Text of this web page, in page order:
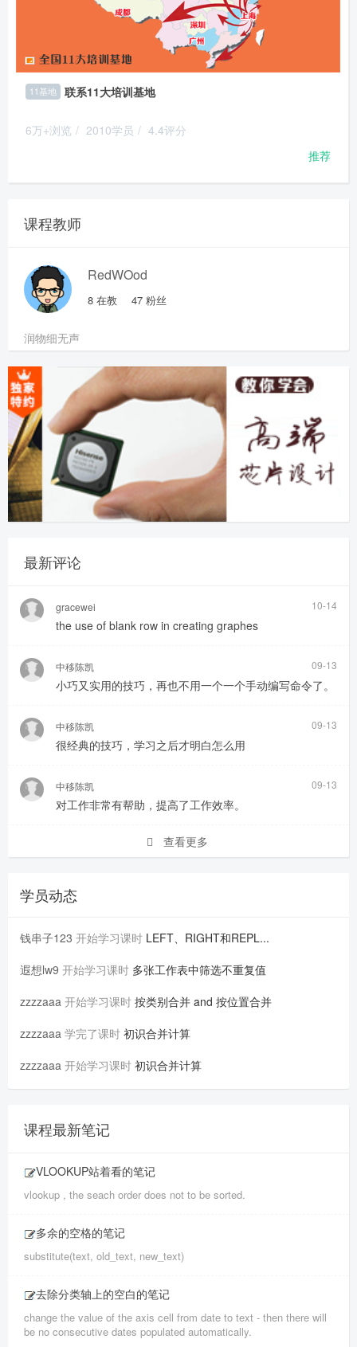
11基地 联系11大培训基地
6万+浏览 / 2010学员 / 4.4评分
推荐
课程教师
RedWOod
8 在教 47 粉丝
润物细无声
最新评论
gracewei 10-14
the use of blank row in creating graphes
中移陈凯 09-13
小巧又实用的技巧，再也不用一个一个手动编写命令了。
中移陈凯 09-13
很经典的技巧，学习之后才明白怎么用
中移陈凯 09-13
对工作非常有帮助，提高了工作效率。
查看更多
学员动态
钱串子123 开始学习课时 LEFT、RIGHT和REPL...
遐想lw9 开始学习课时 多张工作表中筛选不重复值
zzzzaaa 开始学习课时 按类别合并 and 按位置合并
zzzzaaa 学完了课时 初识合并计算
zzzzaaa 开始学习课时 初识合并计算
课程最新笔记
VLOOKUP站着看的笔记
vlookup , the seach order does not to be sorted.
多余的空格的笔记
substitute(text, old_text, new_text)
去除分类轴上的空白的笔记
change the value of the axis cell from date to text - then there will
be no consecutive dates populated automatically.